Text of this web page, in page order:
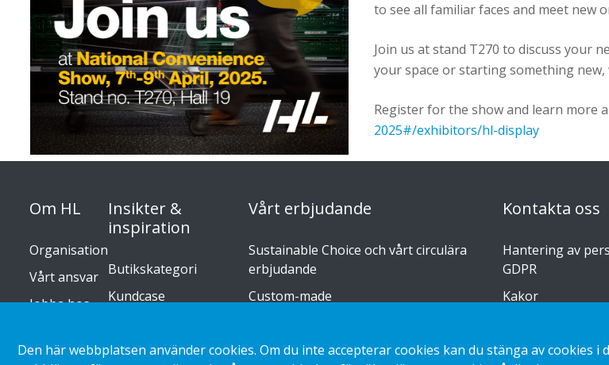
to see all familiar faces and meet new
Join us at stand T270 to discuss your
your space or starting something
Register for the show and learn more
2025#/exhibitors/hl-display
Om HL
Organisation
Vårt ansvar
Jobba hos
Press
Insikter &
inspiration
Butikskategori
Kundcase
Vårt erbjudande
Sustainable Choice och vårt circulära
erbjudande
Custom-made
Katalog
Kontakta oss
Hantering av
GDPR
Kakor
Den här webbplatsen använder cookies. Om du inte accepterar cookies kan du stänga av